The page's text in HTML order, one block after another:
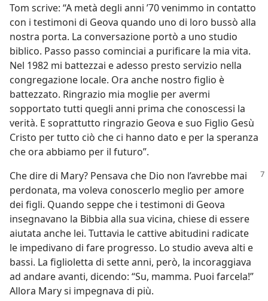
Tom scrive: “A metà degli anni ’70 venimmo in contatto
con i testimoni di Geova quando uno di loro bussò alla
nostra porta. La conversazione portò a uno studio
biblico. Passo passo cominciai a purificare la mia vita.
Nel 1982 mi battezzai e adesso presto servizio nella
congregazione locale. Ora anche nostro figlio è
battezzato. Ringrazio mia moglie per avermi
sopportato tutti quegli anni prima che conoscessi la
verità. E soprattutto ringrazio Geova e suo Figlio Gesù
Cristo per tutto ciò che ci hanno dato e per la speranza
che ora abbiamo per il futuro”.
Che dire di Mary? Pensava che Dio non l’avrebbe mai
perdonata, ma voleva conoscerlo meglio per amore
dei figli. Quando seppe che i testimoni di Geova
insegnavano la Bibbia alla sua vicina, chiese di essere
aiutata anche lei. Tuttavia le cattive abitudini radicate
le impedivano di fare progresso. Lo studio aveva alti e
bassi. La figlioletta di sette anni, però, la incoraggiava
ad andare avanti, dicendo: “Su, mamma. Puoi farcela!”
Allora Mary si impegnava di più.